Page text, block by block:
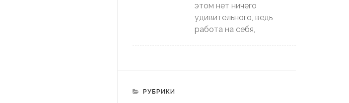
этом нет ничего
удивительного, ведь
работа на себя,
РУБРИКИ